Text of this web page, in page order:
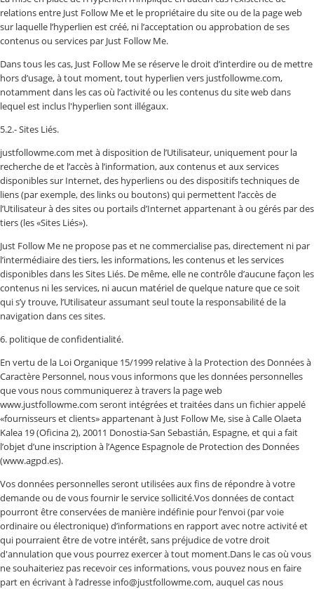
relations entre Just Follow Me et le propriétaire du site ou de la page web
sur laquelle l’hyperlien est créé, ni l’acceptation ou approbation de ses
contenus ou services par Just Follow Me.
Dans tous les cas, Just Follow Me se réserve le droit d’interdire ou de mettre
hors d’usage, à tout moment, tout hyperlien vers justfollowme.com,
notamment dans les cas où l’activité ou les contenus du site web dans
lequel est inclus l'hyperlien sont illégaux.
5.2.- Sites Liés.
justfollowme.com met à disposition de l’Utilisateur, uniquement pour la
recherche de et l’accès à l’information, aux contenus et aux services
disponibles sur Internet, des hyperliens ou des dispositifs techniques de
liens (par exemple, des links ou boutons) qui permettent l’accès de
l’Utilisateur à des sites ou portails d’Internet appartenant à ou gérés par des
tiers (les «Sites Liés»).
Just Follow Me ne propose pas et ne commercialise pas, directement ni par
l’intermédiaire des tiers, les informations, les contenus et les services
disponibles dans les Sites Liés. De même, elle ne contrôle d’aucune façon les
contenus ni les services, ni aucun matériel de quelque nature que ce soit
qui s’y trouve, l’Utilisateur assumant seul toute la responsabilité de la
navigation dans ces sites.
6. politique de confidentialité.
En vertu de la Loi Organique 15/1999 relative à la Protection des Données à
Caractère Personnel, nous vous informons que les données personnelles
que vous nous communiquerez à travers la page web
www.justfollowme.com seront intégrées et traitées dans un fichier appelé
«fournisseurs et clients» appartenant à Just Follow Me, sise à Calle Olaeta
Kalea 19 (Oficina 2), 20011 Donostia-San Sebastián, Espagne, et qui a fait
l’objet d’une inscription à l’Agence Espagnole de Protection des Données
(www.agpd.es).
Vos données personnelles seront utilisées aux fins de répondre à votre
demande ou de vous fournir le service sollicité.Vos données de contact
pourront être conservées de manière indéfinie pour l’envoi (par voie
ordinaire ou électronique) d’informations en rapport avec notre activité et
qui pourraient être de votre intérêt, sans préjudice de votre droit
d'annulation que vous pourrez exercer à tout moment.Dans le cas où vous
ne souhaiteriez pas recevoir ces informations, vous pouvez nous en faire
part en écrivant à l’adresse info@justfollowme.com, auquel cas nous